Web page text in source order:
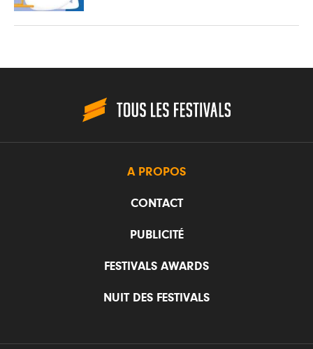
A PROPOS
CONTACT
PUBLICITÉ
FESTIVALS AWARDS
NUIT DES FESTIVALS